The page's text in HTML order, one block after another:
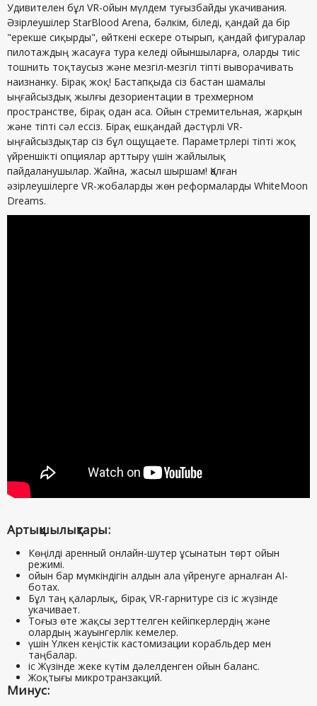
Удивителен бұл VR-ойын мүлдем туғызбайды укачивания.
Әзірлеушілер StarBlood Arena, бәлкім, біледі, қандай да бір
"ерекше сиқырды", өйткені ескере отырып, қандай фигуралар
пилотаждың жасауға тура келеді ойыншыларға, оларды тиіс
тошнить тоқтаусыз және мезгіл-мезгіл тіпті выворачивать
наизнанку. Бірақ жоқ! Бастапқыда сіз бастан шамалы
ыңғайсыздық жылғы дезориентации в трехмерном
пространстве, бірақ одан аса. Ойын стремительная, жарқын
және тіпті сәл ессіз. Бірақ ешқандай дәстүрлі VR-
ыңғайсыздықтар сіз бұл ощущаете. Параметрлері тіпті жоқ
үйреншікті опциялар арттыру үшін жайлылық
пайдаланушылар. Жайна, жасыл шыршам! Қалған
әзірлеушілерге VR-жобаларды жөн реформаларды WhiteMoon
Dreams.
Артықшылықтары:
Көңілді аренный онлайн-шутер ұсынатын төрт ойын
режимі.
ойын бар мүмкіндігін алдын ала үйренуге арналған AI-
ботах.
Бұл таң қаларлық, бірақ VR-гарнитуре сіз іс жүзінде
укачивает.
Тоғыз өте жақсы зерттелген кейіпкерлердің және
олардың жауынгерлік кемелер.
үшін Үлкен кеңістік кастомизации корабльдер мен
таңбалар.
іс Жүзінде жеке күтім дәлелденген ойын баланс.
Жоқтығы микротранзакций.
Минус: